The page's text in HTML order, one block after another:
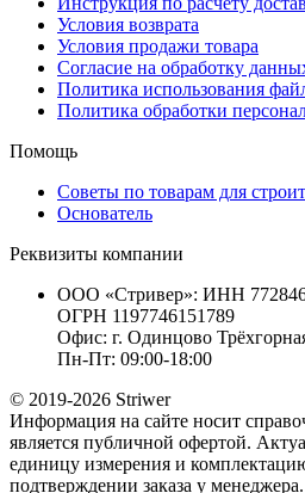
Условия возврата
Условия продажи товара
Согласие на обработку
Политика использования
Политика обработки
Помощь
Советы по товарам для
Основатель
Реквизиты компании
ООО «Стривер»: ИНН
ОГРН 1197746151789
Офис: г. Одинцово
Пн-Пт: 09:00-18:00
© 2019-2026 Striwer
Информация на сайте носит
является публичной офертой.
единицу измерения и
подтверждении заказа у менеджера.